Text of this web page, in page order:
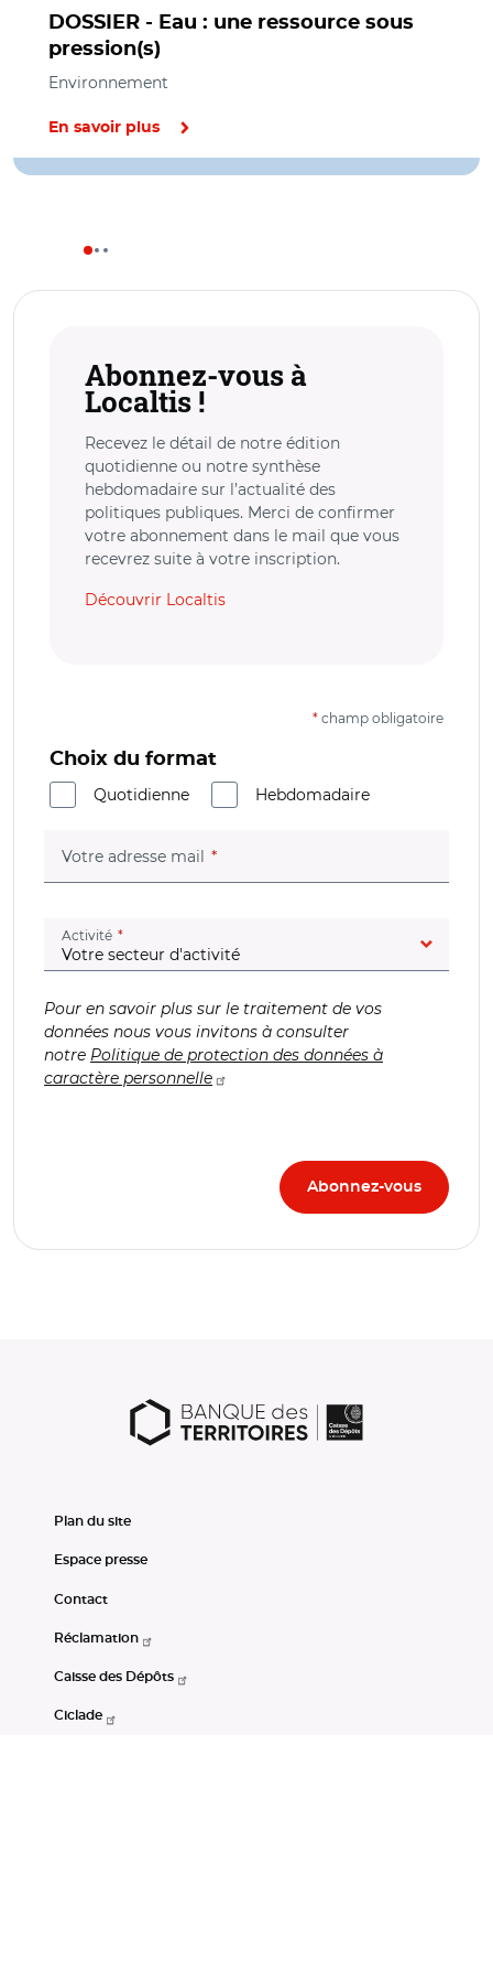
DOSSIER - Eau : une ressource sous
pression(s)
Environnement
En savoir plus
Abonnez-vous à
Localtis !
Recevez le détail de notre édition
quotidienne ou notre synthèse
hebdomadaire sur l’actualité des
politiques publiques. Merci de confirmer
votre abonnement dans le mail que vous
recevrez suite à votre inscription.
Découvrir Localtis
* champ obligatoire
Choix du format
Quotidienne
Hebdomadaire
Votre adresse mail (champ obligatoire)
Activité (champ obligatoire)
Pour en savoir plus sur le traitement de vos
données nous vous invitons à consulter
notre Politique de protection des données à
caractère personnelle
Plan du site
Espace presse
Contact
Réclamation
Caisse des Dépôts
Ciclade